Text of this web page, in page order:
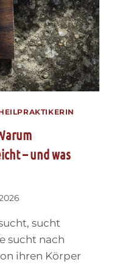
– und was
sucht
sucht nach
ihren Körper